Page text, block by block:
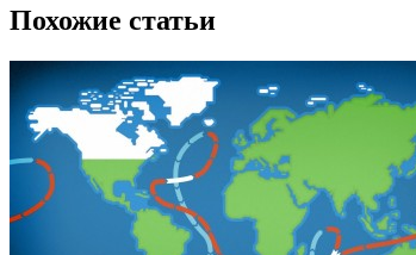
Похожие статьи